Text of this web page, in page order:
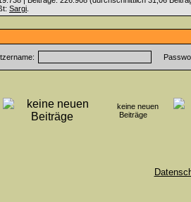
Sargi
keine neuen
Beiträge